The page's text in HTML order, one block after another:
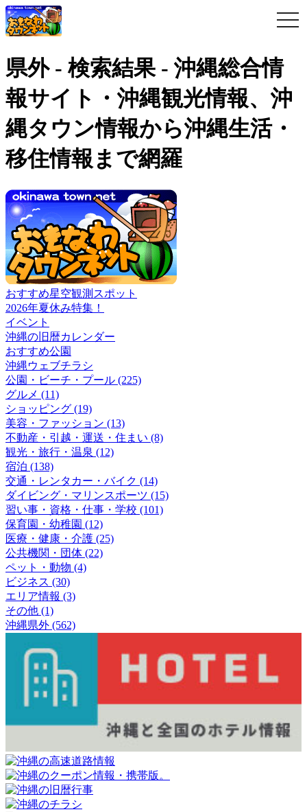
県外 - 検索結果 - 沖縄総合情
報サイト・沖縄観光情報、沖
縄タウン情報から沖縄生活・
移住情報まで網羅
おすすめ星空観測スポット
2026年夏休み特集！
イベント
沖縄の旧暦カレンダー
おすすめ公園
沖縄ウェブチラシ
公園・ビーチ・プール (225)
グルメ (11)
ショッピング (19)
美容・ファッション (13)
不動産・引越・運送・住まい (8)
観光・旅行・温泉 (12)
宿泊 (138)
交通・レンタカー・バイク (14)
ダイビング・マリンスポーツ (15)
習い事・資格・仕事・学校 (101)
保育園・幼稚園 (12)
医療・健康・介護 (25)
公共機関・団体 (22)
ペット・動物 (4)
ビジネス (30)
エリア情報 (3)
その他 (1)
沖縄県外 (562)